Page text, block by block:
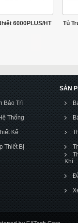
6000PLUS/HT Tủ
Bảo Trì
Thống
Kế
Thiết Bị
SẢN
Khí